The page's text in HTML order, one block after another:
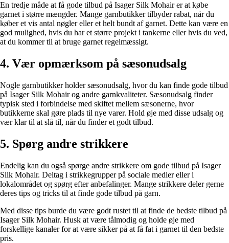
En tredje måde at få gode tilbud på Isager Silk Mohair er at købe
garnet i større mængder. Mange garnbutikker tilbyder rabat, når du
køber et vis antal nøgler eller et helt bundt af garnet. Dette kan være en
god mulighed, hvis du har et større projekt i tankerne eller hvis du ved,
at du kommer til at bruge garnet regelmæssigt.
4. Vær opmærksom på sæsonudsalg
Nogle garnbutikker holder sæsonudsalg, hvor du kan finde gode tilbud
på Isager Silk Mohair og andre garnkvaliteter. Sæsonudsalg finder
typisk sted i forbindelse med skiftet mellem sæsonerne, hvor
butikkerne skal gøre plads til nye varer. Hold øje med disse udsalg og
vær klar til at slå til, når du finder et godt tilbud.
5. Spørg andre strikkere
Endelig kan du også spørge andre strikkere om gode tilbud på Isager
Silk Mohair. Deltag i strikkegrupper på sociale medier eller i
lokalområdet og spørg efter anbefalinger. Mange strikkere deler gerne
deres tips og tricks til at finde gode tilbud på garn.
Med disse tips burde du være godt rustet til at finde de bedste tilbud på
Isager Silk Mohair. Husk at være tålmodig og holde øje med
forskellige kanaler for at være sikker på at få fat i garnet til den bedste
pris.